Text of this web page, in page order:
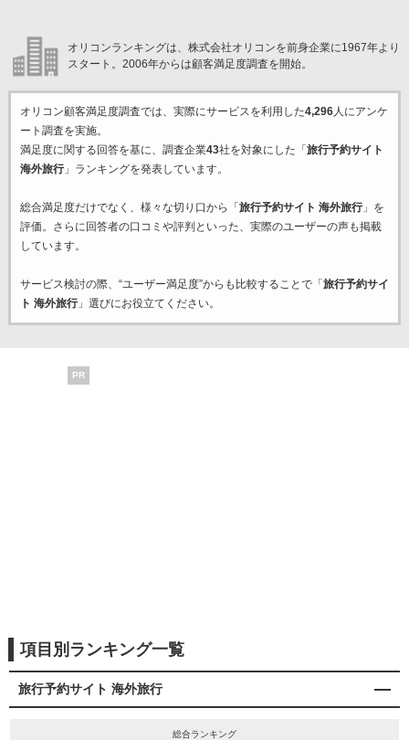
オリコンランキングは、株式会社オリコンを前身企業に1967年より
スタート。2006年からは顧客満足度調査を開始。
オリコン顧客満足度調査では、実際にサービスを利用した4,296人にアンケ
ート調査を実施。
満足度に関する回答を基に、調査企業43社を対象にした「 旅行予約サイト
海外旅行」ランキングを発表しています。
総合満足度だけでなく、様々な切り口から「 旅行予約サイト 海外旅行」を
評価。さらに回答者の口コミや評判といった、実際のユーザーの声も掲載
しています。
サービス検討の際、“ユーザー満足度”からも比較することで「 旅行予約サイ
ト 海外旅行」選びにお役立てください。
PR
項目別ランキング一覧
旅行予約サイト 海外旅行
総合ランキング